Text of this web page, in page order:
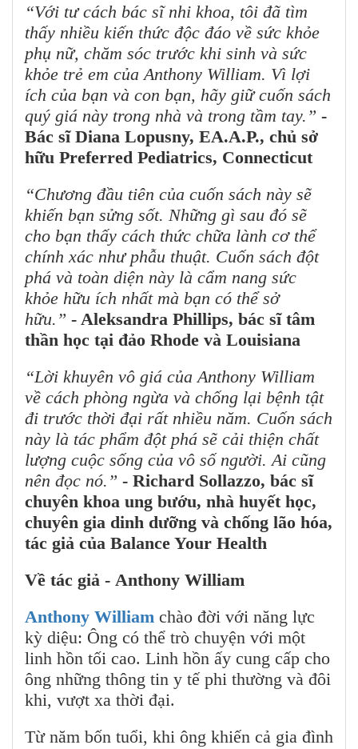
“Với tư cách bác sĩ nhi khoa, tôi đã tìm
thấy nhiều kiến thức độc đáo về sức khỏe
phụ nữ, chăm sóc trước khi sinh và sức
khỏe trẻ em của Anthony William. Vì lợi
ích của bạn và con bạn, hãy giữ cuốn sách
quý giá này trong nhà và trong tầm tay.” -
Bác sĩ Diana Lopusny, EA.A.P., chủ sở
hữu Preferred Pediatrics, Connecticut
“Chương đầu tiên của cuốn sách này sẽ
khiến bạn sửng sốt. Những gì sau đó sẽ
cho bạn thấy cách thức chữa lành cơ thể
chính xác như phẫu thuật. Cuốn sách đột
phá và toàn diện này là cẩm nang sức
khỏe hữu ích nhất mà bạn có thể sở
hữu.” - Aleksandra Phillips, bác sĩ tâm
thần học tại đảo Rhode và Louisiana
“Lời khuyên vô giá của Anthony William
về cách phòng ngừa và chống lại bệnh tật
đi trước thời đại rất nhiều năm. Cuốn sách
này là tác phẩm đột phá sẽ cải thiện chất
lượng cuộc sống của vô số người. Ai cũng
nên đọc nó.” - Richard Sollazzo, bác sĩ
chuyên khoa ung bướu, nhà huyết học,
chuyên gia dinh dưỡng và chống lão hóa,
tác giả của Balance Your Health
Về tác giả - Anthony William
Anthony William chào đời với năng lực
kỳ diệu: Ông có thể trò chuyện với một
linh hồn tối cao. Linh hồn ấy cung cấp cho
ông những thông tin y tế phi thường và đôi
khi, vượt xa thời đại.
Từ năm bốn tuổi, khi ông khiến cả gia đình